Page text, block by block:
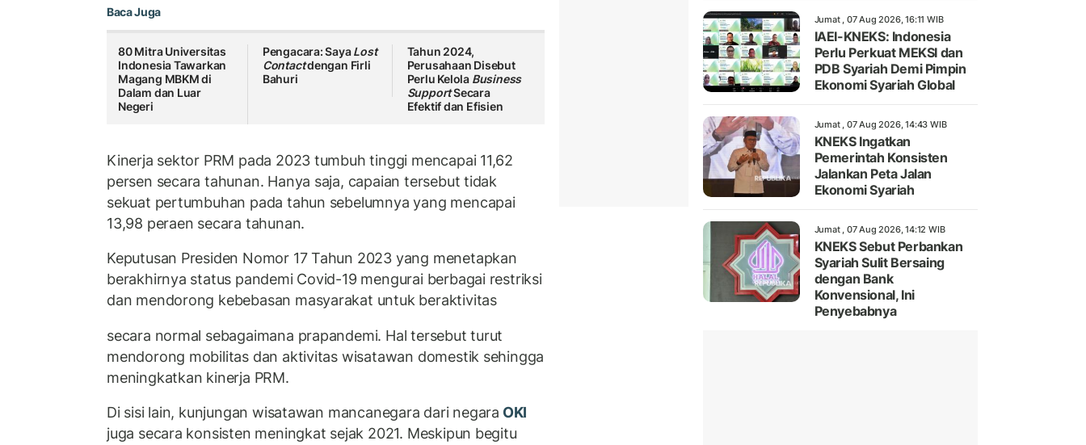
Baca Juga
80 Mitra Universitas
Indonesia Tawarkan
Magang MBKM di
Dalam dan Luar
Negeri
Pengacara: SayaLost
Contactdengan Firli
Bahuri
Tahun 2024,
Perusahaan Disebut
Perlu Kelola Business
SupportSecara
Efektif dan Efisien
Kinerja sektor PRM pada 2023 tumbuh tinggi mencapai 11,62
persen secara tahunan. Hanya saja, capaian tersebut tidak
sekuat pertumbuhan pada tahun sebelumnya yang mencapai
13,98 peraen secara tahunan.
Keputusan Presiden Nomor 17 Tahun 2023 yang menetapkan
berakhirnya status pandemi Covid-19 mengurai berbagai restriksi
dan mendorong kebebasan masyarakat untuk beraktivitas
secara normal sebagaimana prapandemi. Hal tersebut turut
mendorong mobilitas dan aktivitas wisatawan domestik sehingga
meningkatkan kinerja PRM.
Di sisi lain, kunjungan wisatawan mancanegara dari negara OKI
juga secara konsisten meningkat sejak 2021. Meskipun begitu
Jumat , 07 Aug 2026, 16:11 WIB
IAEI-KNEKS: Indonesia
Perlu Perkuat MEKSI dan
PDB Syariah Demi Pimpin
Ekonomi Syariah Global
Jumat , 07 Aug 2026, 14:43 WIB
KNEKS Ingatkan
Pemerintah Konsisten
Jalankan Peta Jalan
Ekonomi Syariah
Jumat , 07 Aug 2026, 14:12 WIB
KNEKS Sebut Perbankan
Syariah Sulit Bersaing
dengan Bank
Konvensional, Ini
Penyebabnya